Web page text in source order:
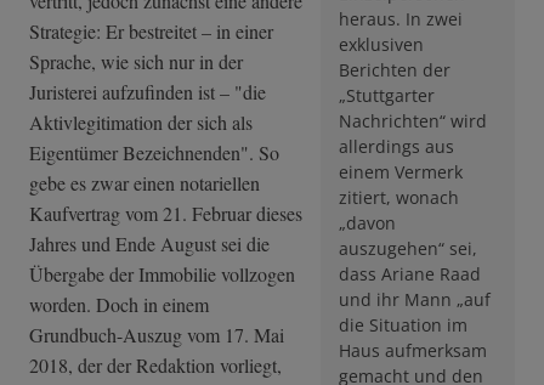
heraus. In zwei
exklusiven
Berichten der
„Stuttgarter
Nachrichten“ wird
allerdings aus
einem Vermerk
zitiert, wonach
„davon
auszugehen“ sei,
dass Ariane Raad
und ihr Mann „auf
die Situation im
Haus aufmerksam
gemacht und den
Strategie: Er bestreitet – in einer
Sprache, wie sich nur in der
Juristerei aufzufinden ist – "die
Aktivlegitimation der sich als
Eigentümer Bezeichnenden". So
gebe es zwar einen notariellen
Kaufvertrag vom 21. Februar dieses
Jahres und Ende August sei die
Übergabe der Immobilie vollzogen
worden. Doch in einem
Grundbuch-Auszug vom 17. Mai
2018, der der Redaktion vorliegt,